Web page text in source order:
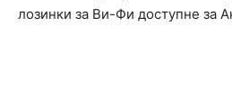
лозинки за Ви-Фи доступне за